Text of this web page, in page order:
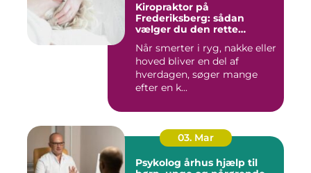
Kiropraktor på
Frederiksberg: sådan
vælger du den rette
Når smerter i ryg, nakke eller
hoved bliver en del af
hverdagen, søger mange
efter en k...
03. Mar
Psykolog århus hjælp til